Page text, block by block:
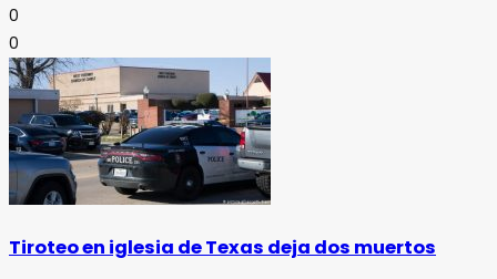
0
0
Tiroteo en iglesia de Texas deja dos muertos